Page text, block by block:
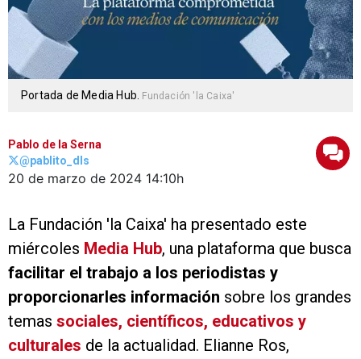
Portada de Media Hub. Fundación 'la Caixa'
Pablo de la Serna
@pablito_dls
20 de marzo de 2024 14:10h
La Fundación 'la Caixa' ha presentado este
miércoles Media Hub, una plataforma que busca
facilitar el trabajo a los periodistas y
proporcionarles información sobre los grandes
temas sociales, científicos, educativos y
culturales de la actualidad. Elianne Ros,